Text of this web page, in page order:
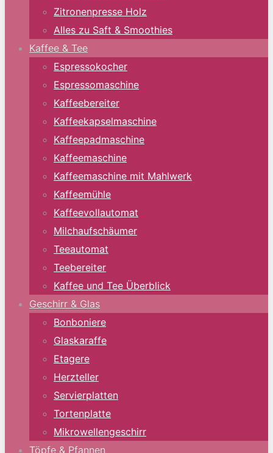
Zitronenpresse Holz
Alles zu Saft & Smoothies
Kaffee & Tee
Espressokocher
Espressomaschine
Kaffeebereiter
Kaffeekapselmaschine
Kaffeepadmaschine
Kaffeemaschine
Kaffeemaschine mit Mahlwerk
Kaffeemühle
Kaffeevollautomat
Milchaufschäumer
Teeautomat
Teebereiter
Kaffee und Tee Überblick
Geschirr & Glas
Bonboniere
Glaskaraffe
Etagere
Herzteller
Servierplatten
Tortenplatte
Mikrowellengeschirr
Töpfe & Pfannen